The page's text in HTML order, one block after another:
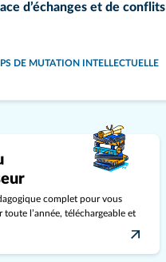
d’échanges et de conflits
DE MUTATION INTELLECTUELLE
: les mutations de
complet pour vous
toute l’année, téléchargeable et